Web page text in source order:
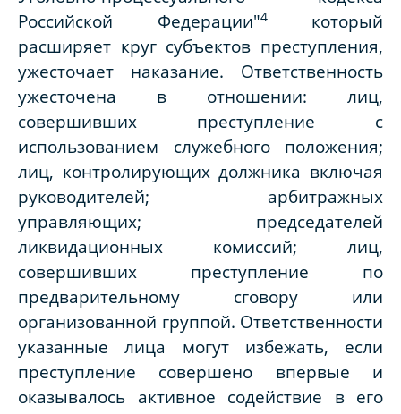
Российской Федерации"4который
расширяет круг субъектов преступления,
ужесточает наказание. Ответственность
ужесточена в отношении: лиц,
совершивших преступление с
использованием служебного положения;
лиц, контролирующих должника включая
руководителей; арбитражных
управляющих; председателей
ликвидационных комиссий; лиц,
совершивших преступление по
предварительному сговору или
организованной группой. Ответственности
указанные лица могут избежать, если
преступление совершено впервые и
оказывалось активное содействие в его